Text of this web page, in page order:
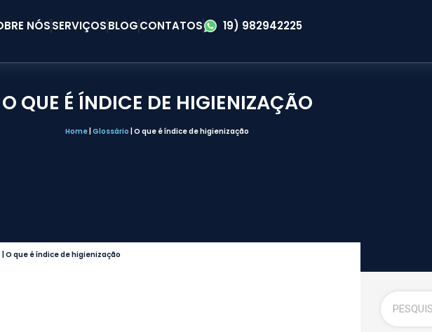
NÓSSERVIÇOSBLOGCONTATOS 19) 982942225
O QUE É ÍNDICE DE HIGIENIZAÇÃO
Home Glossário O que é índice de higienização
|O que é índice de higienização